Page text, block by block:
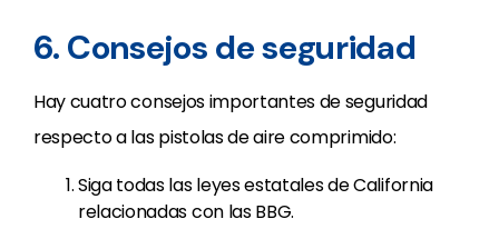
6. Consejos de seguridad
Hay cuatro consejos importantes de seguridad
respecto a las pistolas de aire comprimido:
Siga todas las leyes estatales de California
relacionadas con las BBG.